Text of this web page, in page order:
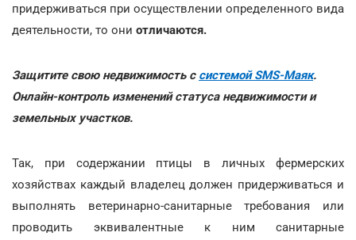
придерживаться при осуществлении определенного вида
деятельности, то они отличаются.
Защитите свою недвижимость с системой SMS-Маяк.
Онлайн-контроль изменений статуса недвижимости и
земельных участков.
Так, при содержании птицы в личных фермерских
хозяйствах каждый владелец должен придерживаться и
выполнять ветеринарно-санитарные требования или
проводить эквивалентные к ним санитарные